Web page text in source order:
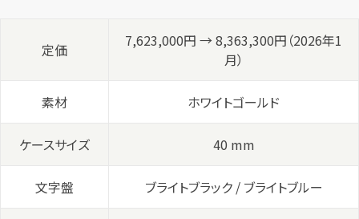
定価
7,623,000円 → 8,363,300円（2026年1
月）
素材 ホワイトゴールド
ケースサイズ 40 mm
文字盤 ブライトブラック / ブライトブルー